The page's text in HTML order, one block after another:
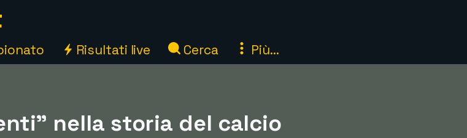
Risultati live Cerca Più...
nella storia del calcio